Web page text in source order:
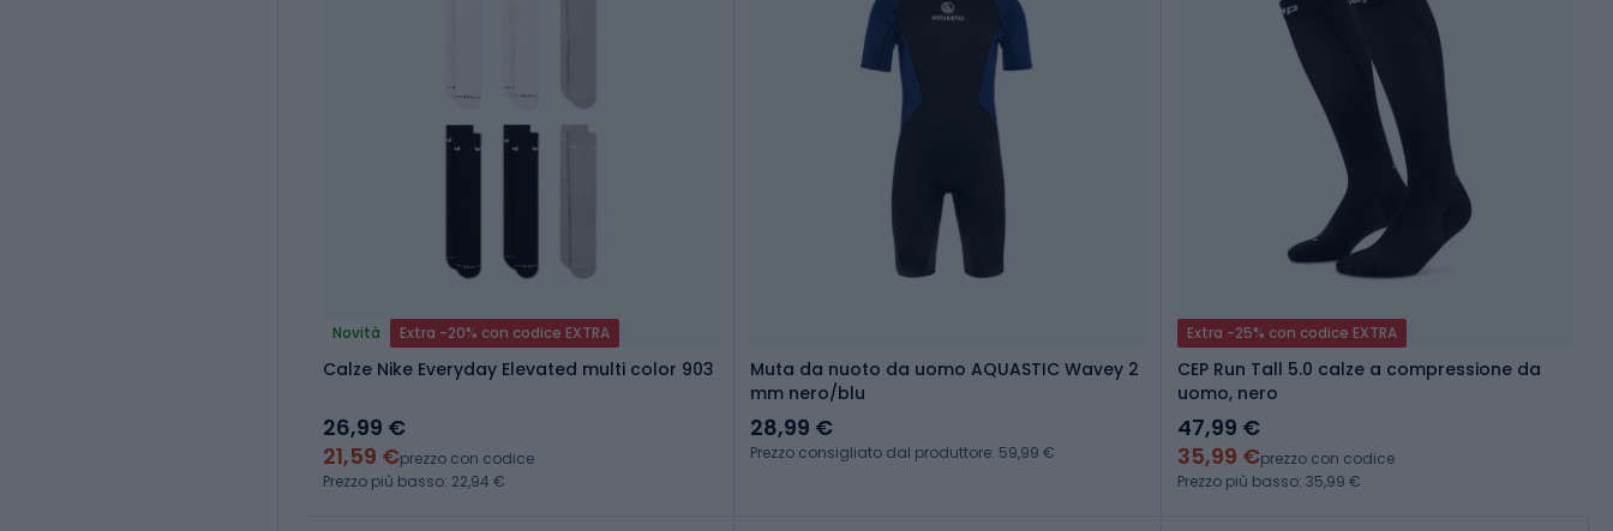
Novità Extra -20% con codice EXTRA
Calze Nike Everyday Elevated multi color 903
26,99 €
21,59 €prezzo con codice
Prezzo più basso: 22,94 €
Muta da nuoto da uomo AQUASTIC Wavey 2
mm nero/blu
28,99 €
Prezzo consigliato dal produttore: 59,99 €
Extra -25% con codice EXTRA
CEP Run Tall 5.0 calze a compressione da
uomo, nero
47,99 €
35,99 €prezzo con codice
Prezzo più basso: 35,99 €